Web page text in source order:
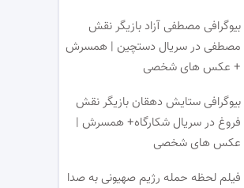
بیوگرافی مصطفی آزاد بازیگر نقش
مصطفی در سریال دستچین | همسرش
+ عکس های شخصی
بیوگرافی ستایش دهقان بازیگر نقش
فروغ در سریال شکارگاه+ همسرش |
عکس های شخصی
فیلم لحظه حمله رژیم صهیونی به صدا